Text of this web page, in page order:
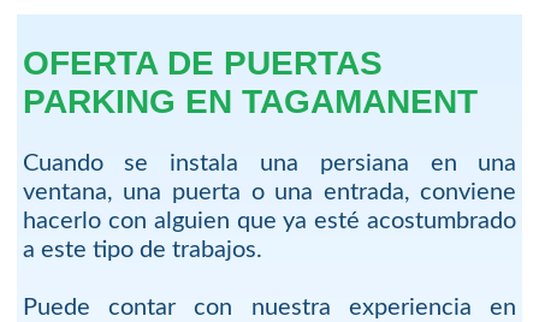
OFERTA DE PUERTAS
PARKING EN TAGAMANENT
Cuando se instala una persiana en una
ventana, una puerta o una entrada, conviene
hacerlo con alguien que ya esté acostumbrado
a este tipo de trabajos.
Puede contar con nuestra experiencia en